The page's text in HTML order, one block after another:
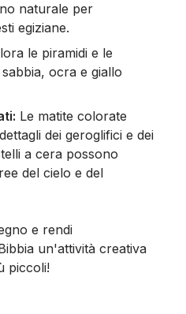
naturale per
egiziane.
le piramidi e le
ocra e giallo
Le matite colorate
dei geroglifici e dei
a cera possono
del cielo e del
e rendi
un'attività creativa
piccoli!